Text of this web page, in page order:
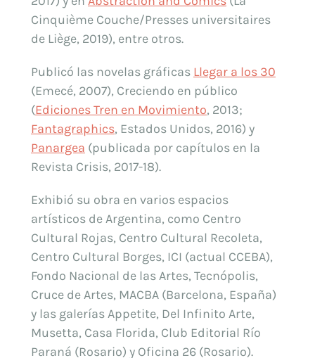
Cinquième Couche/Presses universitaires
de Liège, 2019), entre otros.
Publicó las novelas gráficas Llegar a los 30
(Emecé, 2007), Creciendo en público
(Ediciones Tren en Movimiento, 2013;
Fantagraphics, Estados Unidos, 2016) y
Panargea (publicada por capítulos en la
Revista Crisis, 2017-18).
Exhibió su obra en varios espacios
artísticos de Argentina, como Centro
Cultural Rojas, Centro Cultural Recoleta,
Centro Cultural Borges, ICI (actual CCEBA),
Fondo Nacional de las Artes, Tecnópolis,
Cruce de Artes, MACBA (Barcelona, España)
y las galerías Appetite, Del Infinito Arte,
Musetta, Casa Florida, Club Editorial Río
Paraná (Rosario) y Oficina 26 (Rosario).